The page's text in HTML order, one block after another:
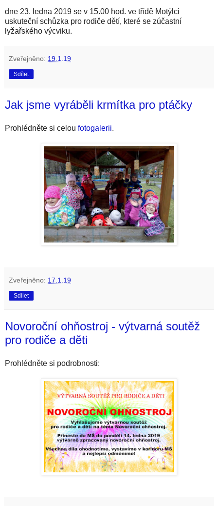
dne 23. ledna 2019 se v 15.00 hod. ve třídě Motýlci
uskuteční schůzka pro rodiče dětí, které se zúčastní
lyžařského výcviku.
Zveřejněno: 19.1.19
Sdílet
Jak jsme vyráběli krmítka pro ptáčky
Prohlédněte si celou fotogalerii.
Zveřejněno: 17.1.19
Sdílet
Novoroční ohňostroj - výtvarná soutěž
pro rodiče a děti
Prohlédněte si podrobnosti: